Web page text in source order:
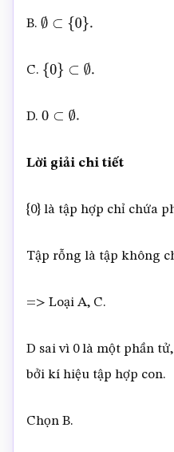
B. ∅ ⊂ 0}.
C. {0}⊂ ∅
D. 0 ⊂∅.
Lời giải chi tiết
{0} là tập hợp chỉ chứa
Tập rỗng là tập không
=> Loại A, C.
D sai vì 0 là một phần
bởi kí hiệu tập hợp con.
Chọn B.